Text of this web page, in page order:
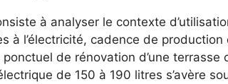
à analyser le contexte
à l’électricité, cadence de
de rénovation d’une terrasse
de 150 à 190 litres s’avère